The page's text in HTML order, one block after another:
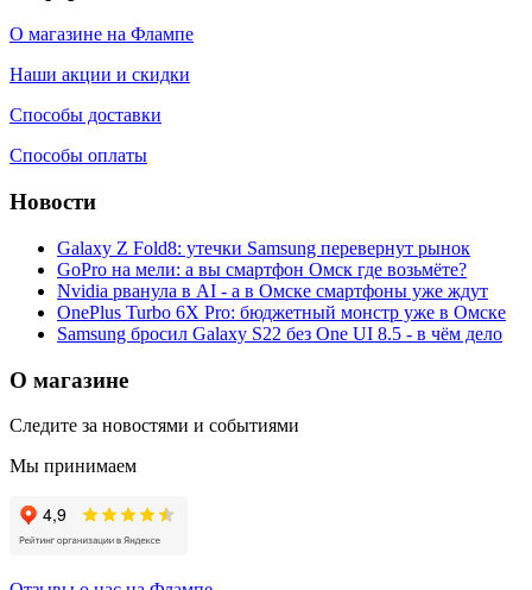
О магазине на Флампе
Наши акции и скидки
Способы доставки
Способы оплаты
Новости
Galaxy Z Fold8: утечки Samsung перевернут рынок
GoPro на мели: а вы смартфон Омск где возьмёте?
Nvidia рванула в AI - а в Омске смартфоны уже ждут
OnePlus Turbo 6X Pro: бюджетный монстр уже в Омске
Samsung бросил Galaxy S22 без One UI 8.5 - в чём дело
О магазине
Следите за новостями и событиями
Мы принимаем